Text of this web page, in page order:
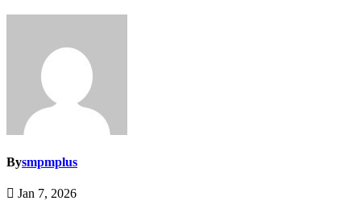
Bysmpmplus
Jan 7, 2026